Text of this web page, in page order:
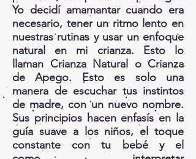
Yo decidí amamantar cuando era
necesario, tener un ritmo lento en
nuestras rutinas y usar un enfoque
natural en mi crianza. Esto lo
llaman Crianza Natural o Crianza
de Apego. Esto es solo una
manera de escuchar tus instintos
de madre, con un nuevo nombre.
Sus principios hacen enfasís en la
guía suave a los niños, el toque
constante con tu bebé y el